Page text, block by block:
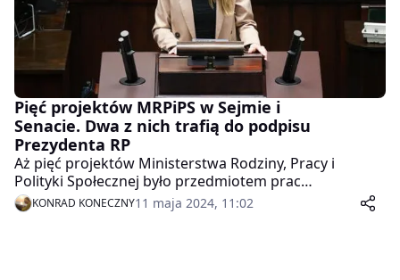
Pięć projektów MRPiPS w Sejmie i
Senacie. Dwa z nich trafią do podpisu
Prezydenta RP
Aż pięć projektów Ministerstwa Rodziny, Pracy i
Polityki Społecznej było przedmiotem prac
parlamentarnych w dniach 8 i 9 maja. Dwa z nich
czekają już tylko na podpis Prezydenta. Więcej poniżej!
KONRAD KONECZNY11 maja 2024, 11:02